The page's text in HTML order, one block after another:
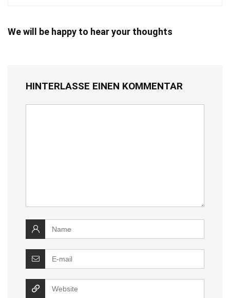
We will be happy to hear your thoughts
HINTERLASSE EINEN KOMMENTAR